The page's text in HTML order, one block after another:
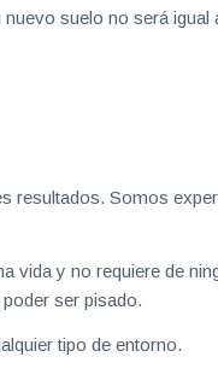
suelo no será igual
resultados. Somos
vida y no requiere de
ser pisado.
tipo de entorno.